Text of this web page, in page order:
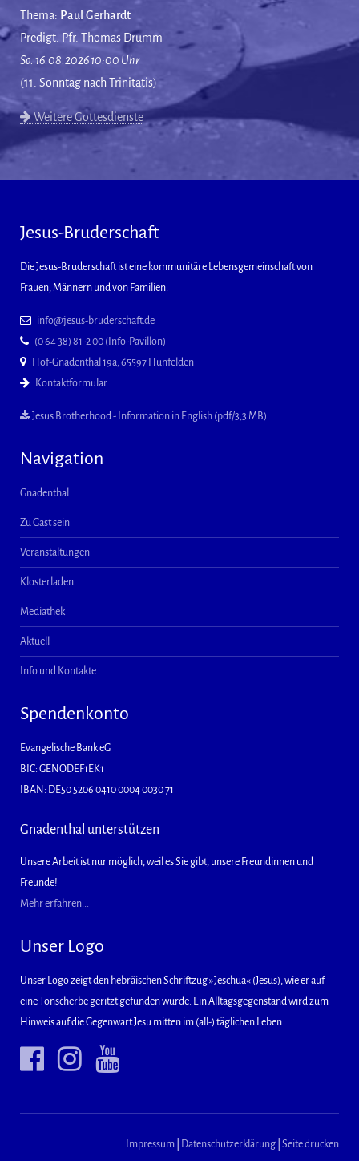
Thema: Paul Gerhardt
Predigt: Pfr. Thomas Drumm
So. 16.08.2026 10:00 Uhr
(11. Sonntag nach Trinitatis)
Weitere Gottesdienste
Jesus-Bruderschaft
Die Jesus-Bruderschaft ist eine kommunitäre Lebensgemeinschaft von
Frauen, Männern und von Familien.
info@jesus-bruderschaft.de
(0 64 38) 81-2 00 (Info-Pavillon)
Hof-Gnadenthal 19a, 65597 Hünfelden
Kontaktformular
Jesus Brotherhood - Information in English (pdf/3,3 MB)
Navigation
Gnadenthal
Zu Gast sein
Veranstaltungen
Klosterladen
Mediathek
Aktuell
Info und Kontakte
Spendenkonto
Evangelische Bank eG
BIC: GENODEF1EK1
IBAN: DE50 5206 0410 0004 0030 71
Gnadenthal unterstützen
Unsere Arbeit ist nur möglich, weil es Sie gibt, unsere Freundinnen und
Freunde!
Mehr erfahren...
Unser Logo
Unser Logo zeigt den hebräischen Schriftzug »Jeschua« (Jesus), wie er auf
eine Tonscherbe geritzt gefunden wurde: Ein Alltagsgegenstand wird zum
Hinweis auf die Gegenwart Jesu mitten im (all-) täglichen Leben.
Impressum Datenschutzerklärung Seite drucken